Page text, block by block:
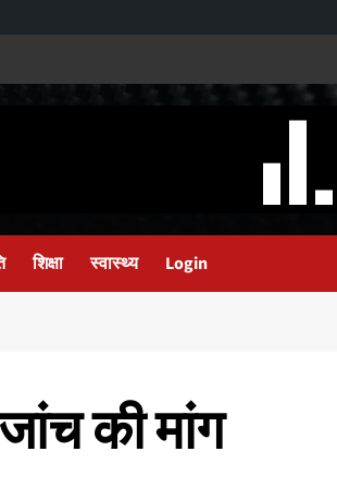
शिक्षा स्वास्थ्य Login
की मांग